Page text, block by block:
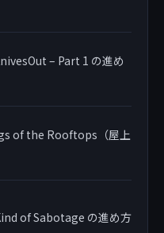
– Part 1 の進め
of the Rooftops（屋上
of Sabotage の進め方